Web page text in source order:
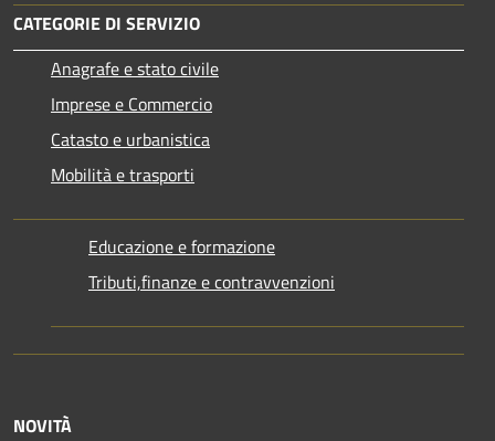
CATEGORIE DI SERVIZIO
Anagrafe e stato civile
Imprese e Commercio
Catasto e urbanistica
Mobilità e trasporti
Educazione e formazione
Tributi,finanze e contravvenzioni
NOVITÀ